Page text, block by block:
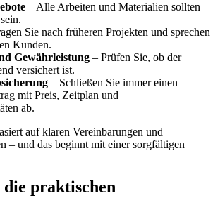
– Alle Arbeiten und Materialien sollten
Sie nach früheren Projekten und sprechen
Kunden.
Gewährleistung – Prüfen Sie, ob der
versichert ist.
– Schließen Sie immer einen
mit Preis, Zeitplan und
ab.
auf klaren Vereinbarungen und
– und das beginnt mit einer sorgfältigen
die praktischen